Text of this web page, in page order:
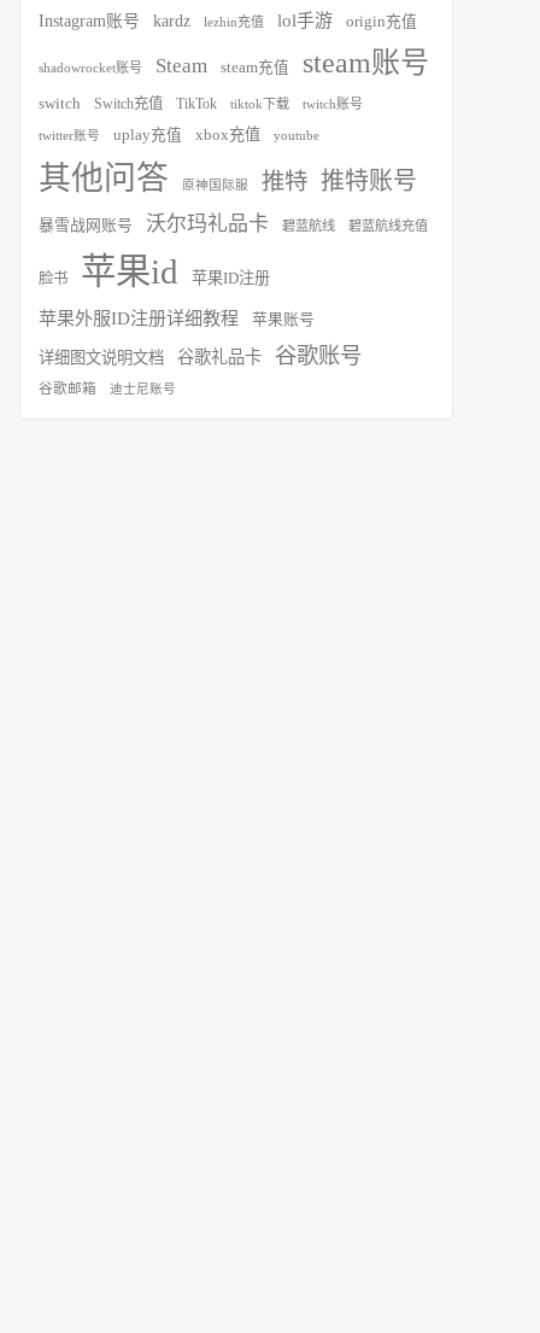
Instagram账号 kardz lezhin充值 lol手游 origin充值
shadowrocket账号 Steam steam充值 steam账号
switch Switch充值 TikTok tiktok下载 twitch账号
twitter账号 uplay充值 xbox充值 youtube
其他问答 原神国际服 推特 推特账号
暴雪战网账号 沃尔玛礼品卡 碧蓝航线 碧蓝航线充值
脸书 苹果id 苹果ID注册
苹果外服ID注册详细教程 苹果账号
详细图文说明文档 谷歌礼品卡 谷歌账号
谷歌邮箱 迪士尼账号